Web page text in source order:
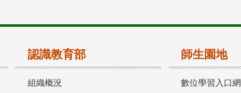
認識教育部
組織概況
師生園地
數位學習入口網